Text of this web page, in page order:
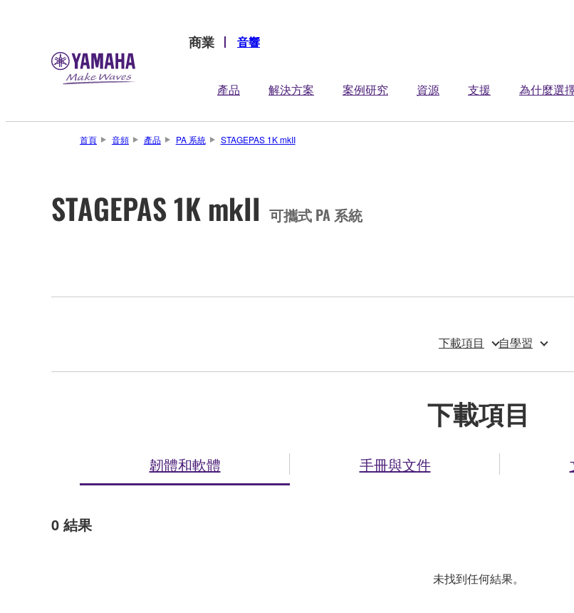
商業 音響
產品 解決方案 案例研究 資源 支援 為什麼選
首頁 音頻 產品 PA 系統 STAGEPAS 1K mkII
STAGEPAS 1K mkII 可攜式 PA 系統
下載項目 自學習
下載項目
韌體和軟體 手冊與文件
0 結果
未找到任何結果。